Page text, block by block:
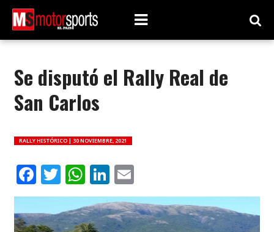
Se disputó el Rally Real de
San Carlos
RALLY HISTÓRICO | 30 NOVIEMBRE, 2021
Facebook
Twitter
WhatsApp
LinkedIn
Email